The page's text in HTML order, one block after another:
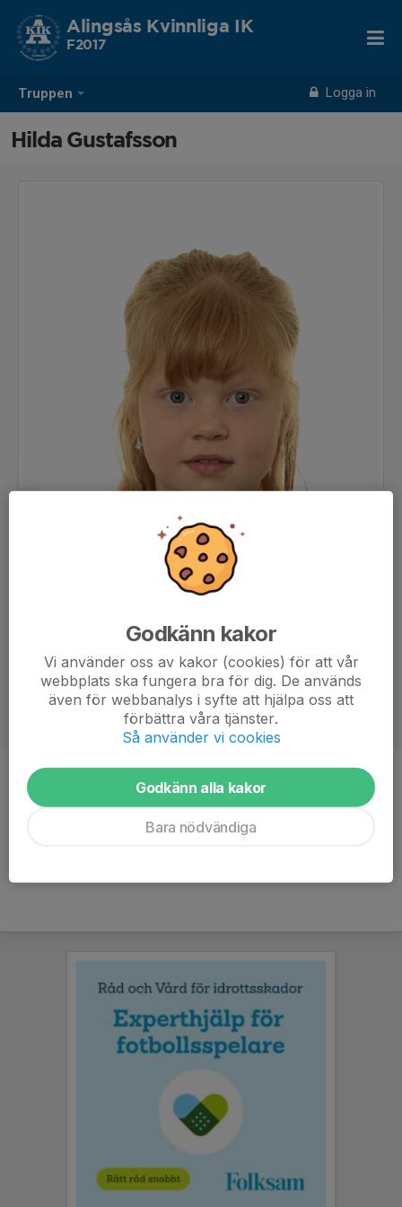
Truppen Logga in
Alingsås Kvinnliga IK
F2017
Hilda Gustafsson
Position
-
Ålder
9 år
Godkänn kakor
Vi använder oss av kakor (cookies) för att vår
webbplats ska fungera bra för dig. De används
även för webbanalys i syfte att hjälpa oss att
förbättra våra tjänster.
Så använder vi cookies
Godkänn alla kakor
Bara nödvändiga